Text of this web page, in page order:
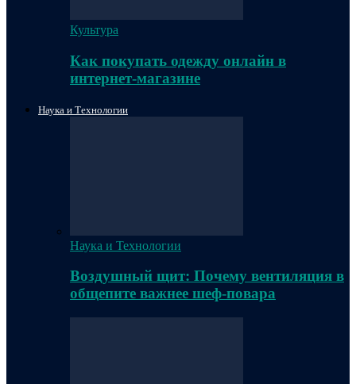
Культура
Как покупать одежду онлайн в
интернет-магазине
Наука и Технологии
Наука и Технологии
Воздушный щит: Почему вентиляция в
общепите важнее шеф-повара